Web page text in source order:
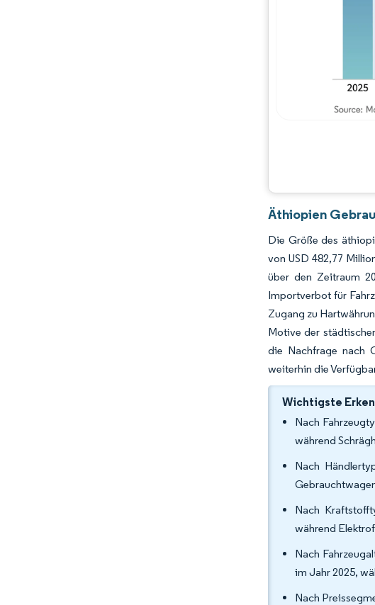
Äthiopien
Die Größe des
von USD 482,77
über den Zeitraum
Importverbot für
Zugang zu
Motive der
die Nachfrage nach
weiterhin die
Wichtigste
Nach
während
Nach
Nach
während
Nach
im Jahr 2025,
Nach